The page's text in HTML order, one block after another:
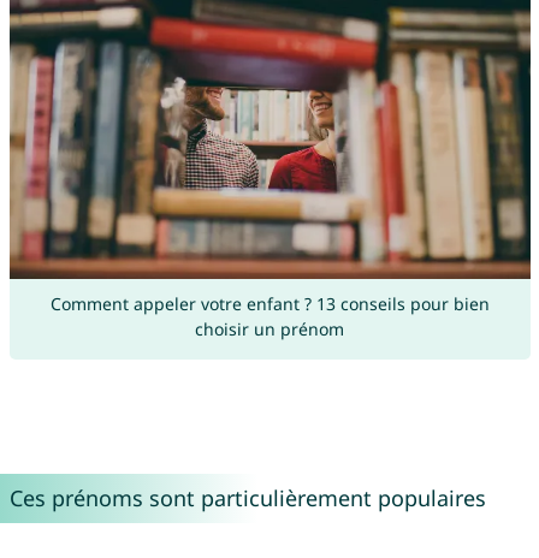
Comment appeler votre enfant ? 13 conseils pour bien
choisir un prénom
Ces prénoms sont particulièrement populaires